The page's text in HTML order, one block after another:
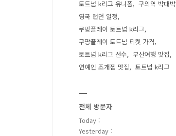
토트넘 k리그 유니폼
구의역 박대박
영국 런던 일정
쿠팡플레이 토트넘 k리그
쿠팡플레이 토트넘 티켓 가격
토트넘 k리그 선수
부산여행 맛집
연예인 조개찜 맛집
토트넘 k리그
전체 방문자
Today :
Yesterday :